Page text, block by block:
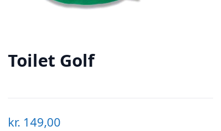
Toilet Golf
kr. 149,00